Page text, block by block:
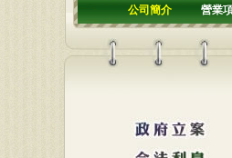
公司簡介 營業